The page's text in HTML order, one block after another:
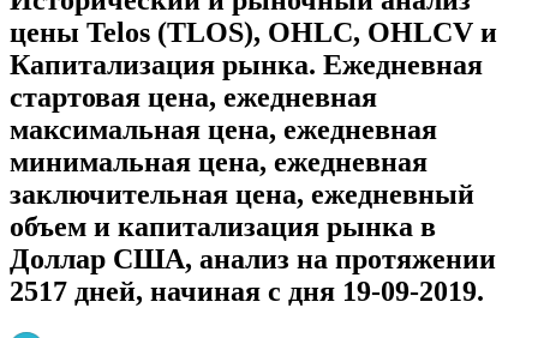
цены Telos (TLOS), OHLC, OHLCV и
Капитализация рынка. Ежедневная
стартовая цена, ежедневная
максимальная цена, ежедневная
минимальная цена, ежедневная
заключительная цена, ежедневный
объем и капитализация рынка в
Доллар США, анализ на протяжении
2517 дней, начиная с дня 19-09-2019.